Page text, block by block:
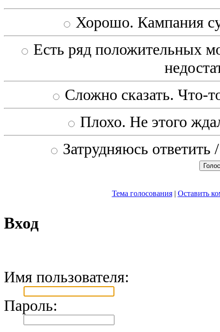
Хорошо. Кампания
Есть ряд положительных
Сложно сказать. Что-
Плохо. Не этого
Затрудняюсь
Тема голосования| Оставить
Вход
Имя пользователя:
Пароль: